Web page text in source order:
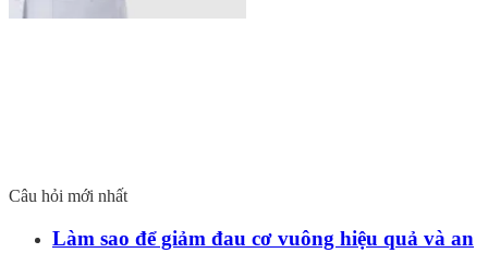
Câu hỏi mới nhất
Làm sao để giảm đau cơ vuông hiệu quả và an